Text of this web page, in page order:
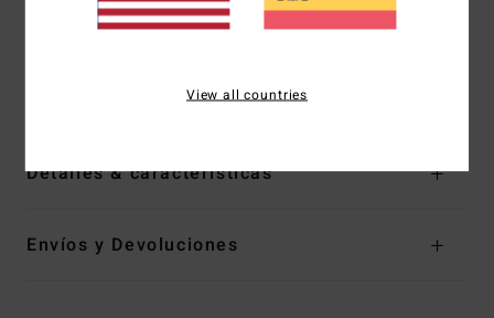
Superflex tape for watertight durability, the Furnace
wetsuits, be good to the ocean.
Detalles & características
Envíos y Devoluciones
View all countries